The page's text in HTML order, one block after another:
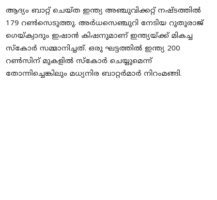
ആദ്യം ബാറ്റ് ചെയ്ത ഇന്ത്യ അഞ്ചുവിക്കറ്റ് നഷ്ടത്തില്‍
179 റണ്‍സെടുത്തു. അര്‍ധസെഞ്ചുറി നേടിയ റുതുരാജ്
ഗെയ്ക്വാദും ഇഷാന്‍ കിഷനുമാണ് ഇന്ത്യയ്ക്ക് മികച്ച
സ്‌കോര്‍ സമ്മാനിച്ചത്. ഒരു ഘട്ടത്തില്‍ ഇന്ത്യ 200
റണ്‍സിന് മുകളില്‍ സ്‌കോര്‍ ചെയ്യുമെന്ന്
തോന്നിച്ചെങ്കിലും മധ്യനിര ബാറ്റര്‍മാര്‍ നിറംമങ്ങി.